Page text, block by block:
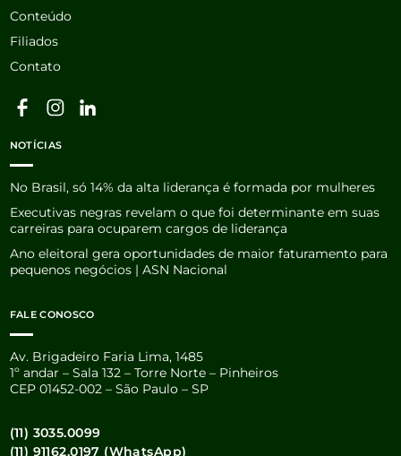
Conteúdo
Filiados
Contato
NOTÍCIAS
No Brasil, só 14% da alta liderança é formada por mulheres
Executivas negras revelam o que foi determinante em suas
carreiras para ocuparem cargos de liderança
Ano eleitoral gera oportunidades de maior faturamento para
pequenos negócios | ASN Nacional
FALE CONOSCO
Av. Brigadeiro Faria Lima, 1485
1º andar – Sala 132 – Torre Norte – Pinheiros
CEP 01452-002 – São Paulo – SP
(11) 3035.0099
(11) 91162.0197 (WhatsApp)